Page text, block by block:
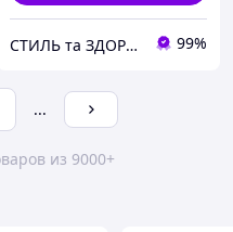
СТИЛЬ та ЗДОРОВ'Я 99%
...
из 9000+